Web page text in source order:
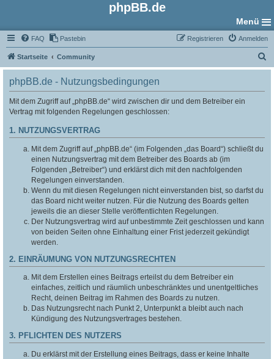
phpBB.de
Menü
FAQ Pastebin Anmelden
Registrieren
Startseite Community
u
phpBB.de - Nutzungsbedingungen
Mit dem Zugriff auf „phpBB.de“ wird zwischen dir und dem Betreiber ein
Vertrag mit folgenden Regelungen geschlossen:
1. NUTZUNGSVERTRAG
Mit dem Zugriff auf „phpBB.de“ (im Folgenden „das Board“) schließt du
einen Nutzungsvertrag mit dem Betreiber des Boards ab (im
Folgenden „Betreiber“) und erklärst dich mit den nachfolgenden
Regelungen einverstanden.
Wenn du mit diesen Regelungen nicht einverstanden bist, so darfst du
das Board nicht weiter nutzen. Für die Nutzung des Boards gelten
jeweils die an dieser Stelle veröffentlichten Regelungen.
Der Nutzungsvertrag wird auf unbestimmte Zeit geschlossen und kann
von beiden Seiten ohne Einhaltung einer Frist jederzeit gekündigt
werden.
2. EINRÄUMUNG VON NUTZUNGSRECHTEN
Mit dem Erstellen eines Beitrags erteilst du dem Betreiber ein
einfaches, zeitlich und räumlich unbeschränktes und unentgeltliches
Recht, deinen Beitrag im Rahmen des Boards zu nutzen.
Das Nutzungsrecht nach Punkt 2, Unterpunkt a bleibt auch nach
Kündigung des Nutzungsvertrages bestehen.
3. PFLICHTEN DES NUTZERS
Du erklärst mit der Erstellung eines Beitrags, dass er keine Inhalte